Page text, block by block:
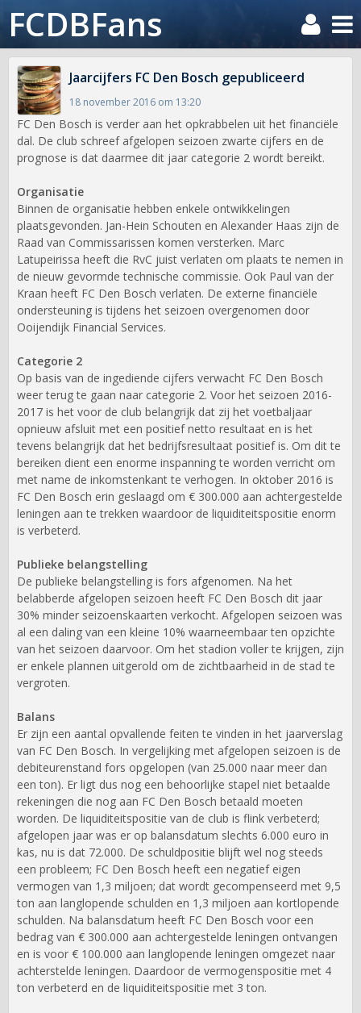
FCDBFans
Jaarcijfers FC Den Bosch gepubliceerd
18 november 2016 om 13:20
FC Den Bosch is verder aan het opkrabbelen uit het financiële
dal. De club schreef afgelopen seizoen zwarte cijfers en de
prognose is dat daarmee dit jaar categorie 2 wordt bereikt.
Organisatie
Binnen de organisatie hebben enkele ontwikkelingen
plaatsgevonden. Jan-Hein Schouten en Alexander Haas zijn de
Raad van Commissarissen komen versterken. Marc
Latupeirissa heeft die RvC juist verlaten om plaats te nemen in
de nieuw gevormde technische commissie. Ook Paul van der
Kraan heeft FC Den Bosch verlaten. De externe financiële
ondersteuning is tijdens het seizoen overgenomen door
Ooijendijk Financial Services.
Categorie 2
Op basis van de ingediende cijfers verwacht FC Den Bosch
weer terug te gaan naar categorie 2. Voor het seizoen 2016-
2017 is het voor de club belangrijk dat zij het voetbaljaar
opnieuw afsluit met een positief netto resultaat en is het
tevens belangrijk dat het bedrijfsresultaat positief is. Om dit te
bereiken dient een enorme inspanning te worden verricht om
met name de inkomstenkant te verhogen. In oktober 2016 is
FC Den Bosch erin geslaagd om € 300.000 aan achtergestelde
leningen aan te trekken waardoor de liquiditeitspositie enorm
is verbeterd.
Publieke belangstelling
De publieke belangstelling is fors afgenomen. Na het
belabberde afgelopen seizoen heeft FC Den Bosch dit jaar
30% minder seizoenskaarten verkocht. Afgelopen seizoen was
al een daling van een kleine 10% waarneembaar ten opzichte
van het seizoen daarvoor. Om het stadion voller te krijgen, zijn
er enkele plannen uitgerold om de zichtbaarheid in de stad te
vergroten.
Balans
Er zijn een aantal opvallende feiten te vinden in het jaarverslag
van FC Den Bosch. In vergelijking met afgelopen seizoen is de
debiteurenstand fors opgelopen (van 25.000 naar meer dan
een ton). Er ligt dus nog een behoorlijke stapel niet betaalde
rekeningen die nog aan FC Den Bosch betaald moeten
worden. De liquiditeitspositie van de club is flink verbeterd;
afgelopen jaar was er op balansdatum slechts 6.000 euro in
kas, nu is dat 72.000. De schuldpositie blijft wel nog steeds
een probleem; FC Den Bosch heeft een negatief eigen
vermogen van 1,3 miljoen; dat wordt gecompenseerd met 9,5
ton aan langlopende schulden en 1,3 miljoen aan kortlopende
schulden. Na balansdatum heeft FC Den Bosch voor een
bedrag van € 300.000 aan achtergestelde leningen ontvangen
en is voor € 100.000 aan langlopende leningen omgezet naar
achterstelde leningen. Daardoor de vermogenspositie met 4
ton verbeterd en de liquiditeitspositie met 3 ton.